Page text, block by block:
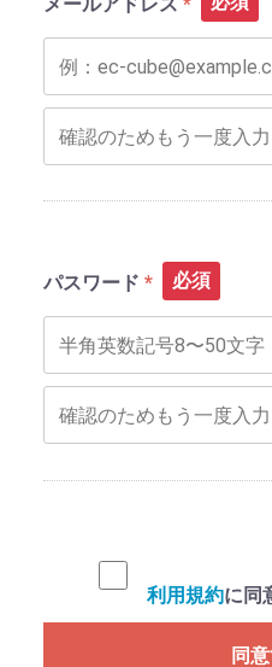
パスワード 必須
利用規約に同
同